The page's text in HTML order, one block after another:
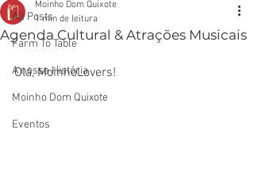
All Posts
Farm To Table
A nossa História
Moinho Dom Quixote
Eventos
Agenda Cultural & Atrações Musicais
Moinho Dom Quixote
1 min de leitura
Olá, MoinhoLovers!